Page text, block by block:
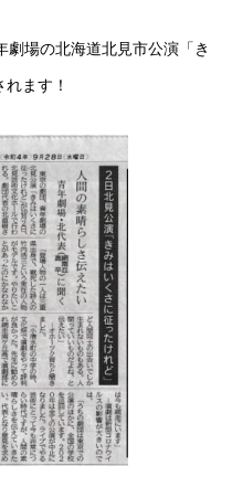
場の北海道北見市公演「き
ます！